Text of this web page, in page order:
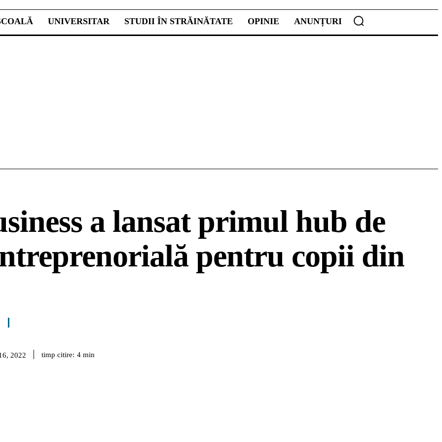
UNIVERSITAR STUDII ÎN STRĂINĂTATE OPINIE ANUNȚURI
a lansat primul hub de
pentru copii din
2022 timp citire: 4 min